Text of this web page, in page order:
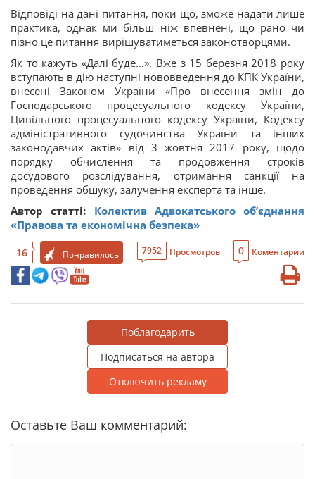
Відповіді на дані питання, поки що, зможе надати лише
практика, однак ми більш ніж впевнені, що рано чи
пізно це питання вирішуватиметься законотворцями.
Як то кажуть «Далі буде…». Вже з 15 березня 2018 року
вступають в дію наступні нововведення до КПК України,
внесені Законом України «Про внесення змін до
Господарського процесуального кодексу України,
Цивільного процесуального кодексу України, Кодексу
адміністративного судочинства України та інших
законодавчих актів» від 3 жовтня 2017 року, щодо
порядку обчислення та продовження строків
досудового розслідування, отримання санкції на
проведення обшуку, залучення експерта та інше.
Автор статті:
Колектив Адвокатського об’єднання
«Правова та економічна безпека»
16 Понравилось 7952 Просмотров 0 Коментарии
Поблагодарить
Подписаться на автора
Отключить рекламу
Оставьте Ваш комментарий: